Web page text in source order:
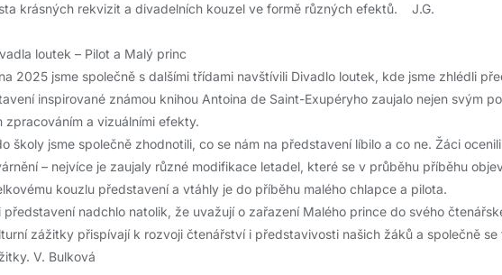
krásných rekvizit a divadelních kouzel ve formě různých efektů. J.G.
loutek – Pilot a Malý princ
2025 jsme společně s dalšími třídami navštívili Divadlo loutek, kde jsme zhlédli
inspirované známou knihou Antoina de Saint-Exupéryho zaujalo nejen svým
zpracováním a vizuálními efekty.
školy jsme společně zhodnotili, co se nám na představení líbilo a co ne. Žáci
– nejvíce je zaujaly různé modifikace letadel, které se v průběhu příběhu
kouzlu představení a vtáhly je do příběhu malého chlapce a pilota.
nadchlo natolik, že uvažují o zařazení Malého prince do svého
zážitky přispívají k rozvoji čtenářství i představivosti našich žáků a společně se
V. Bulková